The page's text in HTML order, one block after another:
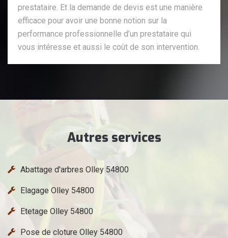
prestataire. Et la demande de devis est une manière
efficace pour avoir une bonne notion sur la
performance professionnelle d’un prestataire qui
vous intéresse et aussi le coût de son intervention.
Autres services
Abattage d'arbres Olley 54800
Elagage Olley 54800
Etetage Olley 54800
Pose de cloture Olley 54800